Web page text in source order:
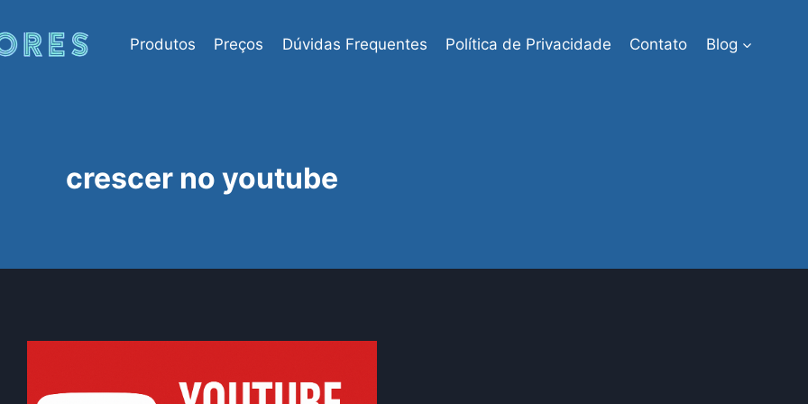
Produtos Preços Dúvidas Frequentes Política de Privacidade Contato Blog
crescer no youtube